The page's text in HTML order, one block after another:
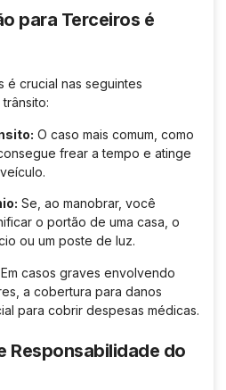
para Terceiros é
é crucial nas seguintes
O caso mais comum, como
frear a tempo e atinge
Se, ao manobrar, você
o portão de uma casa, o
ou um poste de luz.
Em casos graves envolvendo
a cobertura para danos
para cobrir despesas médicas.
Responsabilidade do